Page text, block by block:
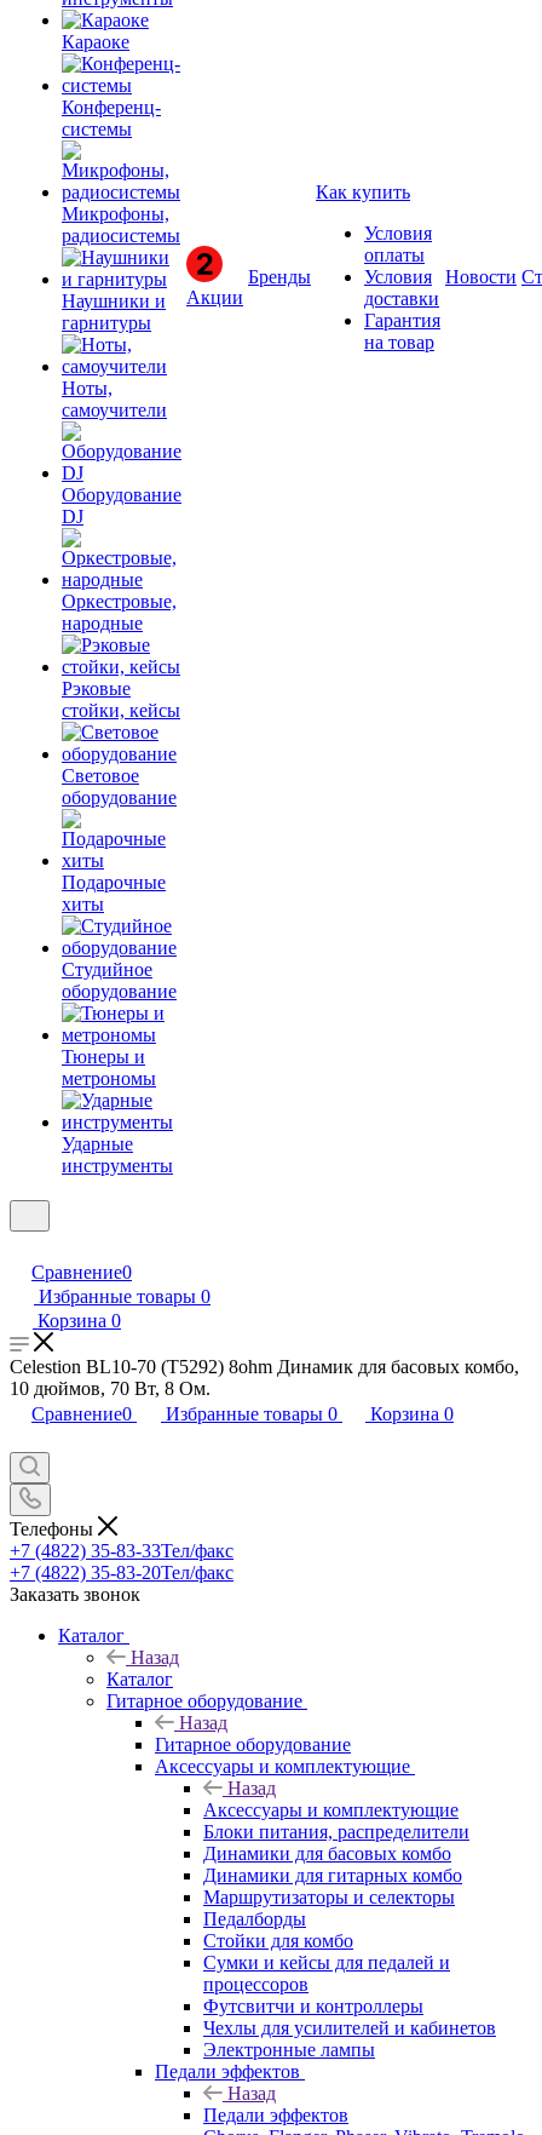
Караоке
Конференц-
системы
Микрофоны,
радиосистемы
Наушники и
гарнитуры
Ноты,
самоучители
Оборудование
DJ
Оркестровые,
народные
Рэковые
стойки, кейсы
Световое
оборудование
Подарочные
хиты
Студийное
оборудование
Тюнеры и
метрономы
Ударные
инструменты
Акции
Бренды
Как купить
Условия
оплаты
Условия
доставки
Гарантия
на товар
Новости
Сравнение0
Избранные товары 0
Корзина 0
Celestion BL10-70 (T5292) 8ohm Динамик для басовых комбо,
10 дюймов, 70 Вт, 8 Ом.
Сравнение0 Избранные товары 0 Корзина 0
Телефоны
+7 (4822) 35-83-33Тел/факс
+7 (4822) 35-83-20Тел/факс
Заказать звонок
Каталог
Назад
Каталог
Гитарное оборудование
Назад
Гитарное оборудование
Аксессуары и комплектующие
Назад
Аксессуары и комплектующие
Блоки питания, распределители
Динамики для басовых комбо
Динамики для гитарных комбо
Маршрутизаторы и селекторы
Педалборды
Стойки для комбо
Сумки и кейсы для педалей и
процессоров
Футсвитчи и контроллеры
Чехлы для усилителей и кабинетов
Электронные лампы
Педали эффектов
Назад
Педали эффектов